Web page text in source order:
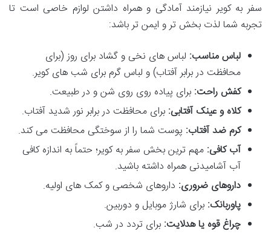
سفر به کویر نیازمند آمادگی و همراه داشتن لوازم خاصی است تا
تجربه شما لذت بخش تر و ایمن تر باشد:
لباس مناسب: لباس های نخی و گشاد برای روز (برای
محافظت در برابر آفتاب) و لباس گرم برای شب های کویر.
کفش راحت: برای پیاده روی روی شن و در طبیعت.
کلاه و عینک آفتابی: برای محافظت در برابر نور شدید آفتاب.
کرم ضد آفتاب: پوست شما را از سوختگی محافظت می کند.
آب کافی: مهم ترین بخش سفر به کویر؛ حتماً به اندازه کافی
آب آشامیدنی همراه داشته باشید.
داروهای ضروری: داروهای شخصی و کمک های اولیه.
پاوربانک: برای شارژ موبایل و دوربین.
چراغ قوه یا هدلایت: برای تردد در شب.